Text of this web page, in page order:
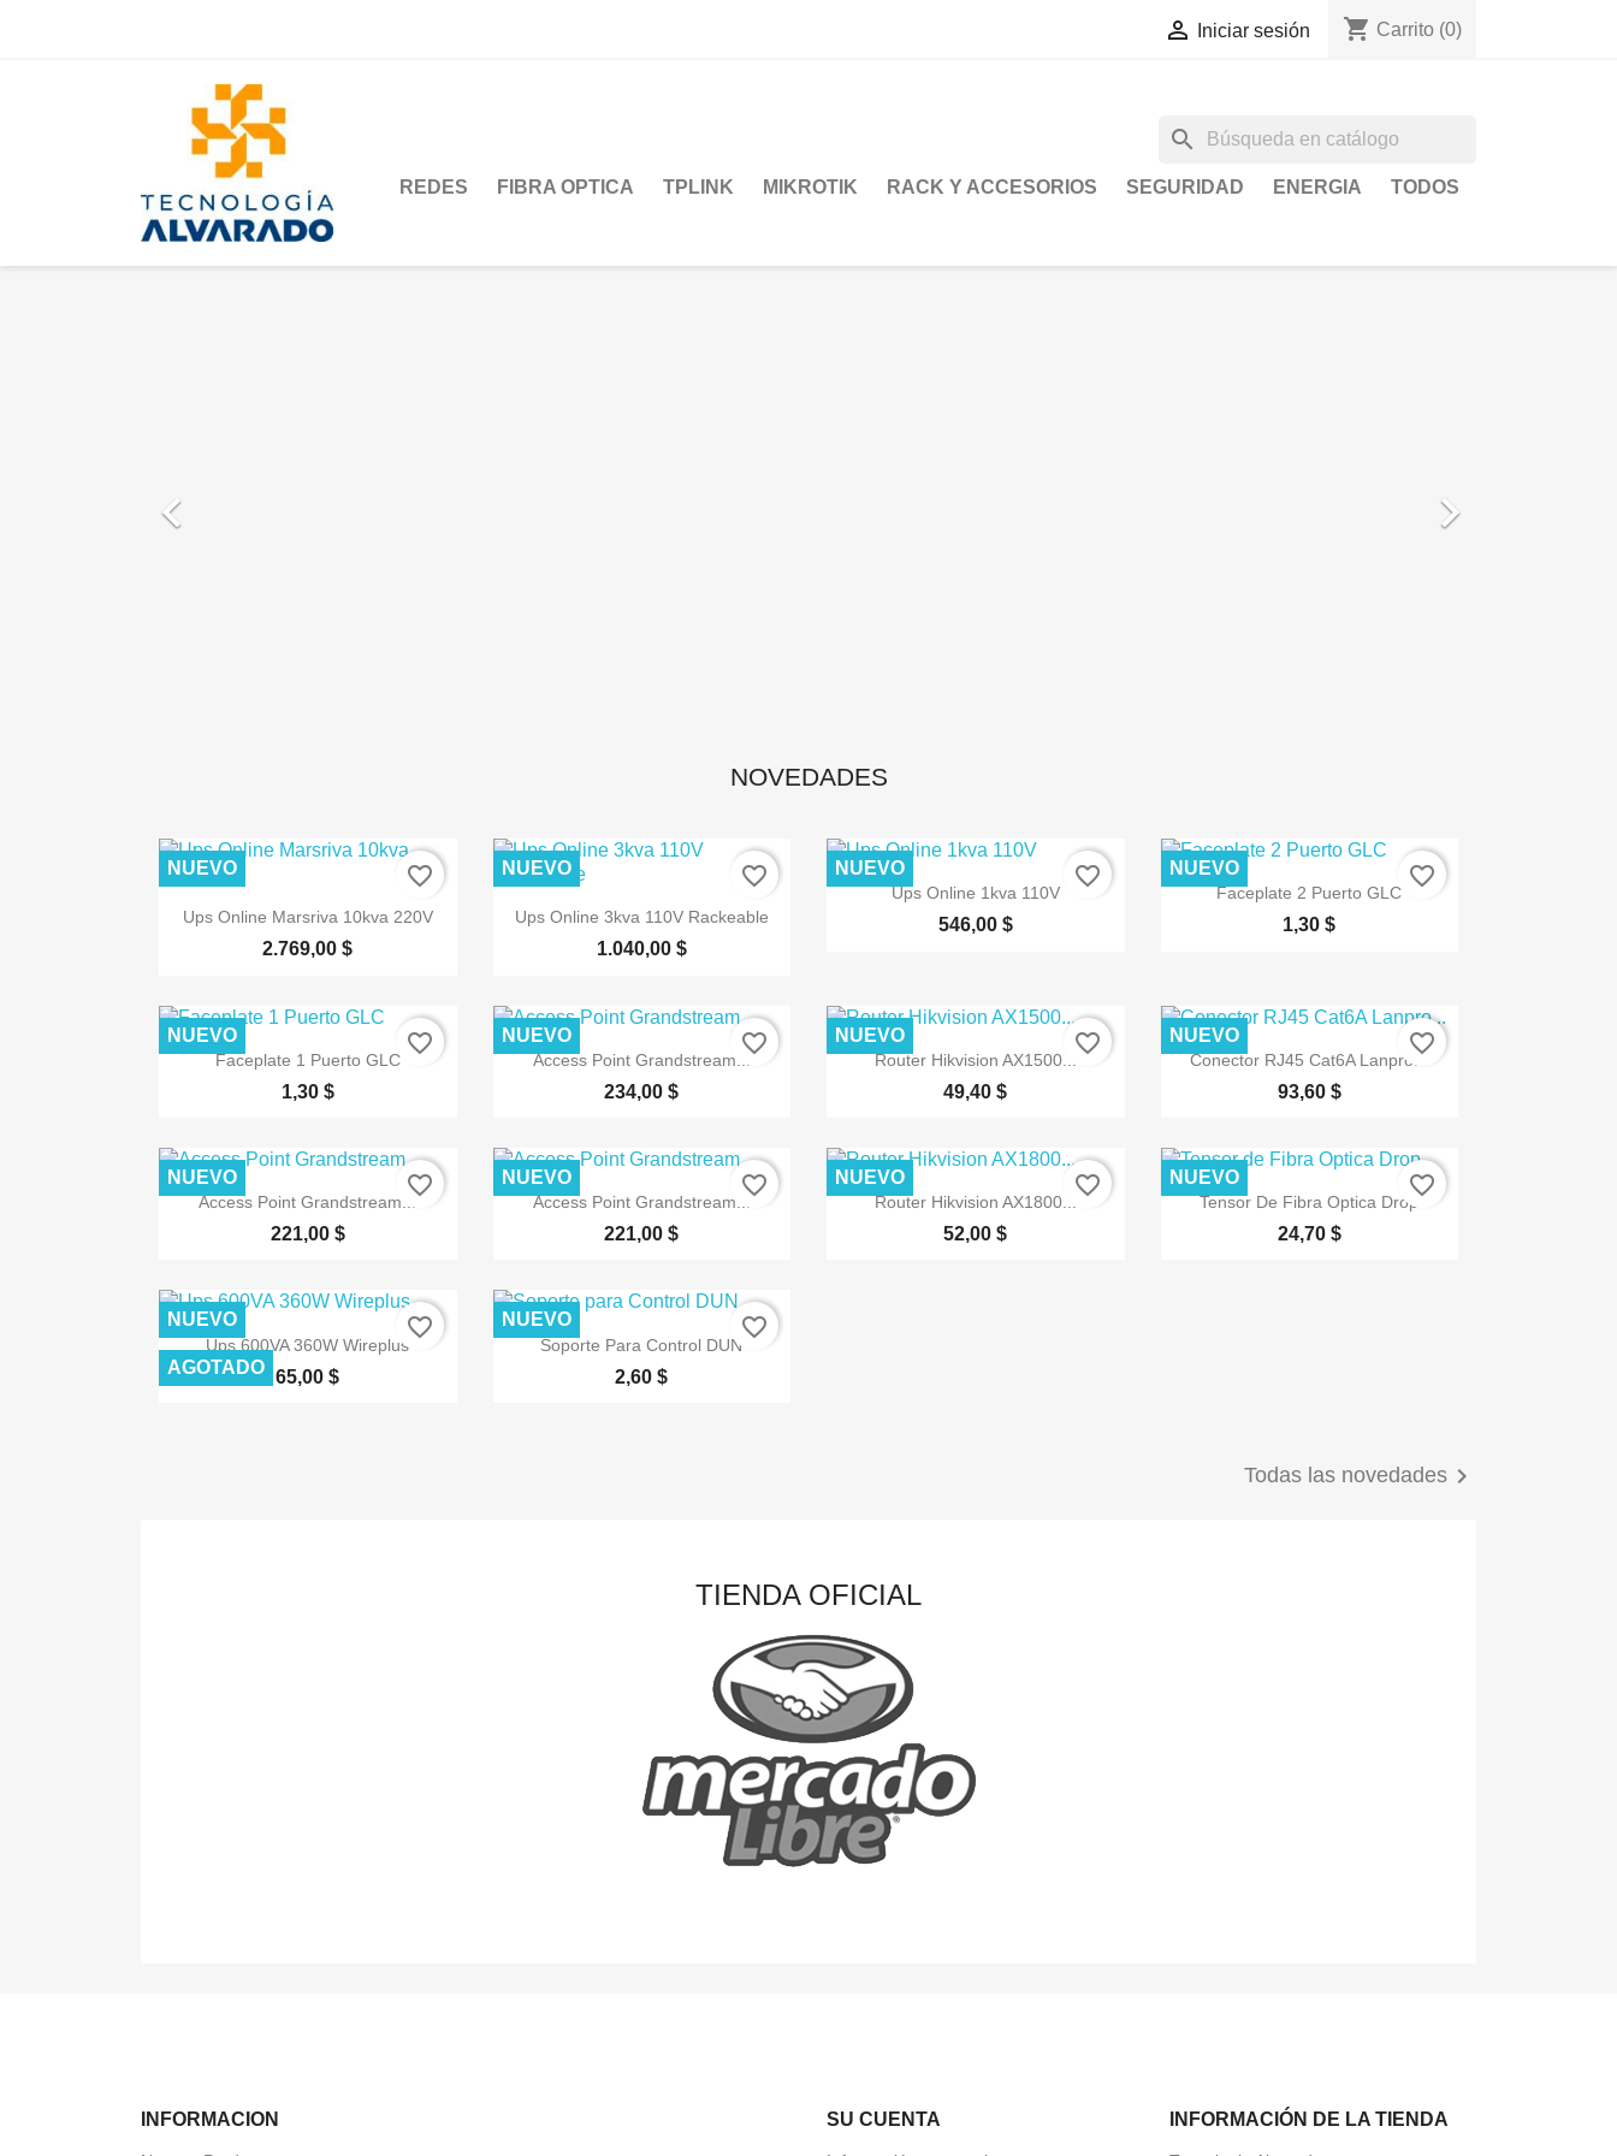
 Iniciar sesión shopping_cart Carrito (0)
search
REDES FIBRA OPTICA TPLINK MIKROTIK RACK Y ACCESORIOS SEGURIDAD ENERGIA TODOS
 
NOVEDADES
 Vista rápida
Ups Online Marsriva 10kva 220V
2.769,00 $
NUEVO
favorite_border
 Vista rápida
Ups Online 3kva 110V Rackeable
1.040,00 $
NUEVO favorite_border Vista rápida
Ups Online 1kva 110V
546,00 $
NUEVO favorite_border Vista rápida
Faceplate 2 Puerto GLC
1,30 $
NUEVO favorite_border
Vista rápida
Faceplate 1 Puerto GLC
1,30 $
NUEVO favorite_border Vista rápida
Access Point Grandstream...
234,00 $
NUEVO favorite_border Vista rápida
Router Hikvision AX1500...
49,40 $
NUEVO favorite_border Vista rápida
Conector RJ45 Cat6A Lanpro...
93,60 $
NUEVO favorite_border
Vista rápida
Access Point Grandstream...
221,00 $
NUEVO favorite_border Vista rápida
Access Point Grandstream...
221,00 $
NUEVO favorite_border Vista rápida
Router Hikvision AX1800...
52,00 $
NUEVO favorite_border Vista rápida
Tensor De Fibra Optica Drop
24,70 $
NUEVO favorite_border
Vista rápida
Ups 600VA 360W Wireplus
65,00 $
NUEVO
AGOTADO
favorite_border  Vista rápida
Soporte Para Control DUN
2,60 $
NUEVO favorite_border
Todas las novedades 
TIENDA OFICIAL
INFORMACION SU CUENTA INFORMACIÓN DE LA TIENDA